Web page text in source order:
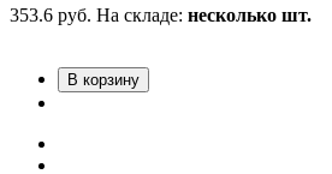
353.6 руб. На складе: несколько шт.
В корзину